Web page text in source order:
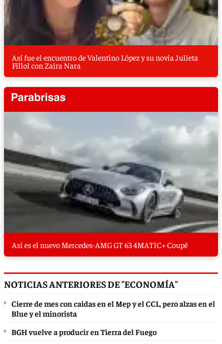
Así fue el encuentro de Valentino López y su novia Julieta
Fillol con Zaira Nara
Así es el nuevo Mercedes-AMG GT 63 4MATIC+ Coupé
NOTICIAS ANTERIORES DE "ECONOMÍA"
Cierre de mes con caídas en el Mep y el CCL, pero alzas en el
Blue y el minorista
BGH vuelve a producir en Tierra del Fuego